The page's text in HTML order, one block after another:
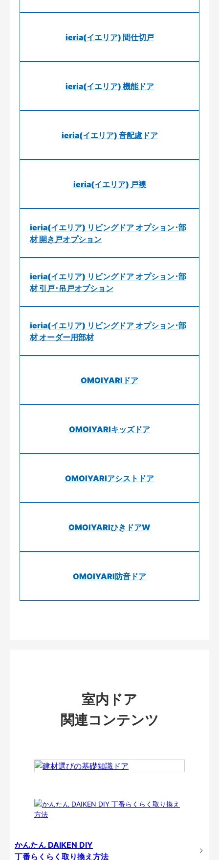
ieria(イエリア) 間仕切戸
ieria(イエリア) 機能ドア
ieria(イエリア) 音配慮ドア
ieria(イエリア) 戸襖
ieria(イエリア) リビングドア オプション･部
材 開き戸オプション
ieria(イエリア) リビングドア オプション･部
材 引戸･吊戸オプション
ieria(イエリア) リビングドア オプション･部
材 オーダー用部材
OMOIYARIドア
OMOIYARIキッズドア
OMOIYARIアシストドア
OMOIYARIひきドアW
OMOIYARI防音ドア
室内ドア
関連コンテンツ
かんたん DAIKEN DIY
丁番らくらく取り換え方法